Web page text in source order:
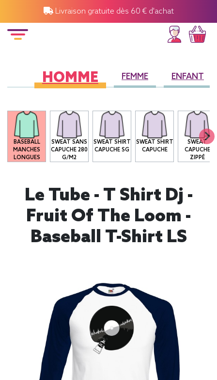
Livraison gratuite dès 60 € d'achat
HOMME FEMME ENFANT
BASEBALL
MANCHES
LONGUES
SWEAT SANS
CAPUCHE 280
G/M2
SWEAT SHIRT
CAPUCHE SG
SWEAT SHIRT
CAPUCHE
SWEAT
CAPUCHE
ZIPPÉ
Le Tube - T Shirt Dj -
Fruit Of The Loom -
Baseball T-Shirt LS